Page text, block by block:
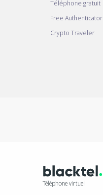
Téléphone gratuit
Free Authenticator
Crypto Traveler
Téléphone virtuel